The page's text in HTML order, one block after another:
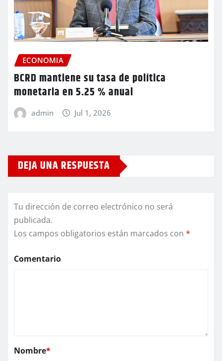
ECONOMIA
BCRD mantiene su tasa de política
monetaria en 5.25 % anual
admin Jul 1, 2026
DEJA UNA RESPUESTA
Tu dirección de correo electrónico no será
publicada.
Los campos obligatorios están marcados con *
Comentario
Nombre*